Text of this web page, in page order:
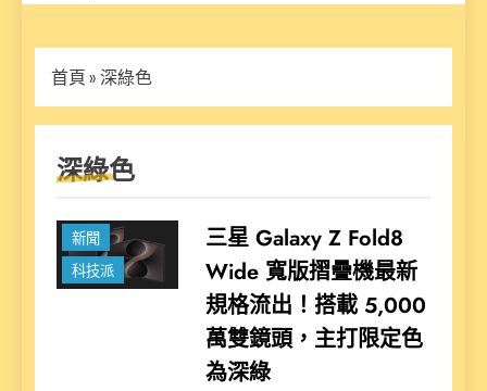
首頁 » 深綠色
深綠色
新聞
科技派
三星 Galaxy Z Fold8
Wide 寬版摺疊機最新
規格流出！搭載 5,000
萬雙鏡頭，主打限定色
為深綠